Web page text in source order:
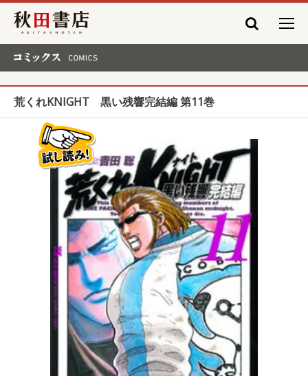
秋田書店
荒くれKNIGHT 黒い残響完結編 第11巻